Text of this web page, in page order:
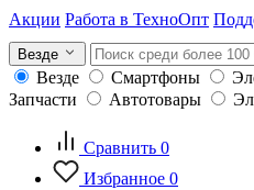
Акции Работа в ТехноОпт
Везде
Везде Смартфоны
Запчасти
Автотовары
Сравнить 0
Избранное 0